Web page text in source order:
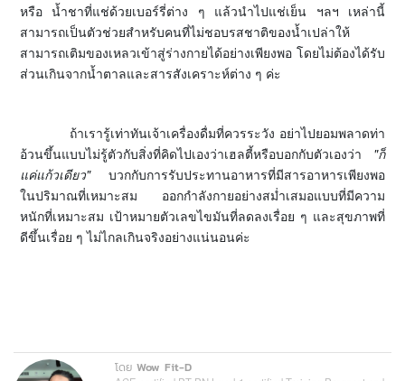
หรือ น้ำชาที่แช่ด้วยเบอร์รี่ต่าง ๆ แล้วนำไปแช่เย็น ฯลฯ เหล่านี้
สามารถเป็นตัวช่วยสำหรับคนที่ไม่ชอบรสชาติของน้ำเปล่าให้
สามารถเติมของเหลวเข้าสู่ร่างกายได้อย่างเพียงพอ โดยไม่ต้องได้รับ
ส่วนเกินจากน้ำตาลและสารสังเคราะห์ต่าง ๆ ค่ะ
ถ้าเรารู้เท่าทันเจ้าเครื่องดื่มที่ควรระวัง อย่าไปยอมพลาดท่า
อ้วนขึ้นแบบไม่รู้ตัวกับสิ่งที่คิดไปเองว่าเฮลตี้หรือบอกกับตัวเองว่า "ก็
แค่แก้วเดียว"บวกกับการรับประทานอาหารที่มีสารอาหารเพียงพอ
ในปริมาณที่เหมาะสม ออกกำลังกายอย่างสม่ำเสมอแบบที่มีความ
หนักที่เหมาะสม เป้าหมายตัวเลขไขมันที่ลดลงเรื่อย ๆ และสุขภาพที่
ดีขึ้นเรื่อย ๆ ไม่ไกลเกินจริงอย่างแน่นอนค่ะ
โดย Wow Fit-D